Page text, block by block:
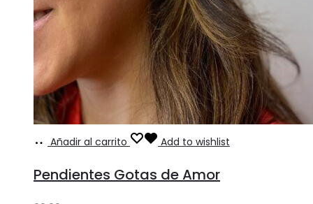
Añadir al carrito Add to wishlist
Pendientes Gotas de Amor